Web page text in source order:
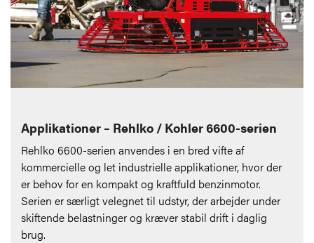
Applikationer – Rehlko / Kohler 6600-serien
Rehlko 6600-serien anvendes i en bred vifte af
kommercielle og let industrielle applikationer, hvor der
er behov for en kompakt og kraftfuld benzinmotor.
Serien er særligt velegnet til udstyr, der arbejder under
skiftende belastninger og kræver stabil drift i daglig
brug.